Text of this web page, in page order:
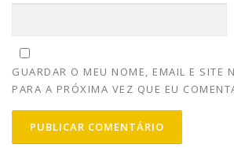
GUARDAR O MEU NOME, EMAIL E SITE
PARA A PRÓXIMA VEZ QUE EU